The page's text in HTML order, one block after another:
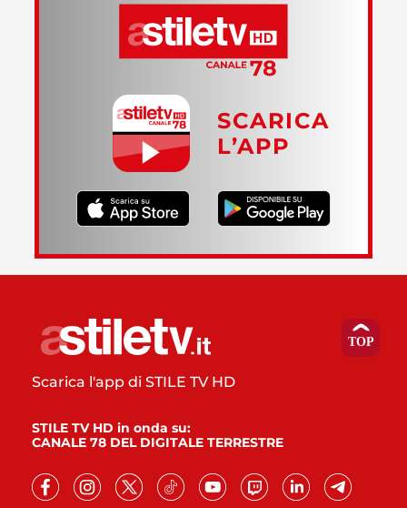
SCARICA
L’APP
Scarica l'app di STILE TV HD
STILE TV HD in onda su:
CANALE 78 DEL DIGITALE TERRESTRE